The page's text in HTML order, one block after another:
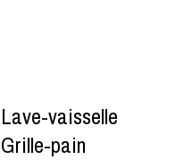
Lave-vaisselle
Grille-pain